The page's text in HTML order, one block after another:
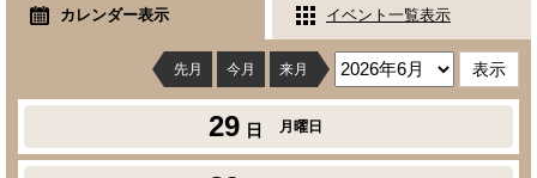
カレンダー表示 イベント一覧表示
先月 今月 来月
29 日 月曜日